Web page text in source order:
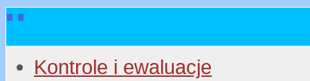
Kontrole i ewaluacje